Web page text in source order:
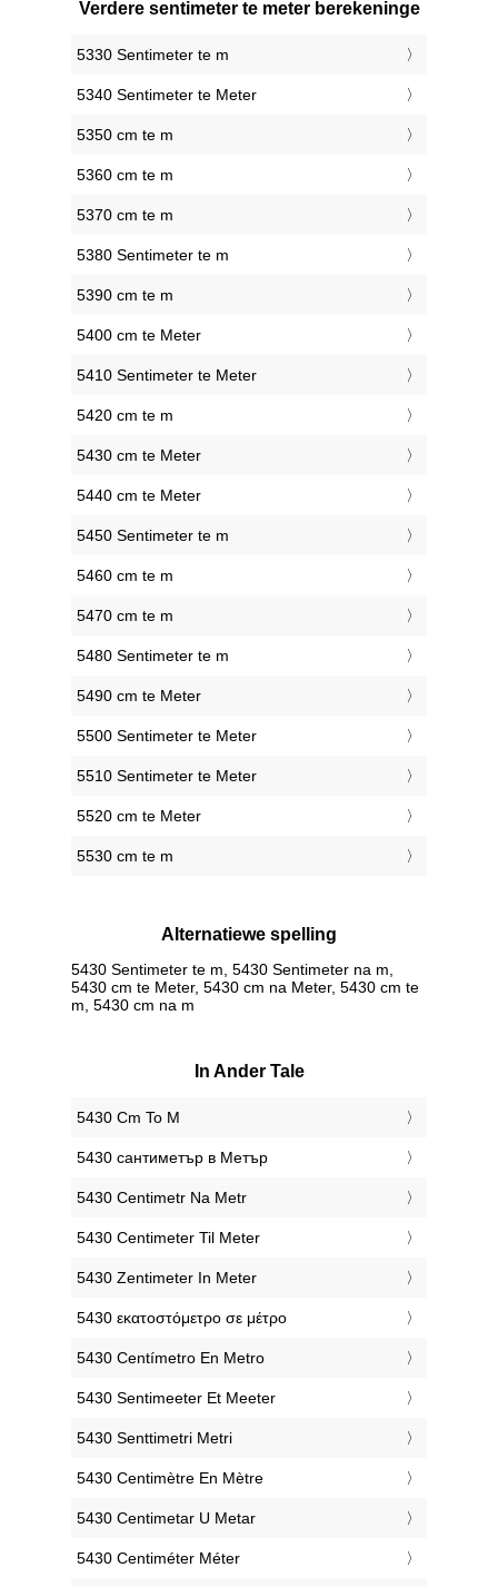
Verdere sentimeter te meter berekeninge
5330 Sentimeter te m
5340 Sentimeter te Meter
5350 cm te m
5360 cm te m
5370 cm te m
5380 Sentimeter te m
5390 cm te m
5400 cm te Meter
5410 Sentimeter te Meter
5420 cm te m
5430 cm te Meter
5440 cm te Meter
5450 Sentimeter te m
5460 cm te m
5470 cm te m
5480 Sentimeter te m
5490 cm te Meter
5500 Sentimeter te Meter
5510 Sentimeter te Meter
5520 cm te Meter
5530 cm te m
Alternatiewe spelling
5430 Sentimeter te m, 5430 Sentimeter na m,
5430 cm te Meter, 5430 cm na Meter, 5430 cm te
m, 5430 cm na m
In Ander Tale
‎5430 Cm To M
‎5430 сантиметър в Метър
‎5430 Centimetr Na Metr
‎5430 Centimeter Til Meter
‎5430 Zentimeter In Meter
‎5430 εκατοστόμετρο σε μέτρο
‎5430 Centímetro En Metro
‎5430 Sentimeeter Et Meeter
‎5430 Senttimetri Metri
‎5430 Centimètre En Mètre
‎5430 Centimetar U Metar
‎5430 Centiméter Méter